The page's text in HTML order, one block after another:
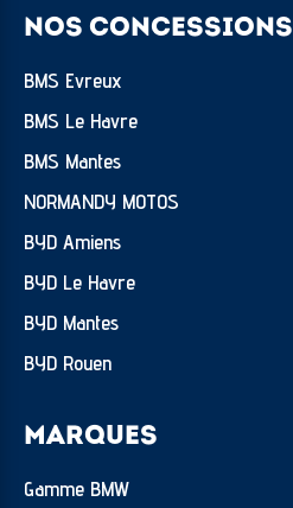
Tuner radio numerique DAB
Vitrage calorifuge
Volant M gainé cuir
NOS CONCESSIONS
BMS Evreux
BMS Le Havre
BMS Mantes
NORMANDY MOTOS
BYD Amiens
BYD Le Havre
BYD Mantes
BYD Rouen
MARQUES
Gamme BMW